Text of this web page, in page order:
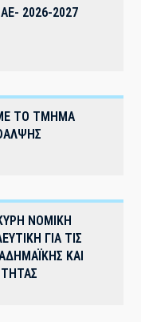
2026-2027
ΤΟ ΤΜΗΜΑ
ΝΟΜΙΚΗ
ΓΙΑ ΤΙΣ
ΚΑΙ